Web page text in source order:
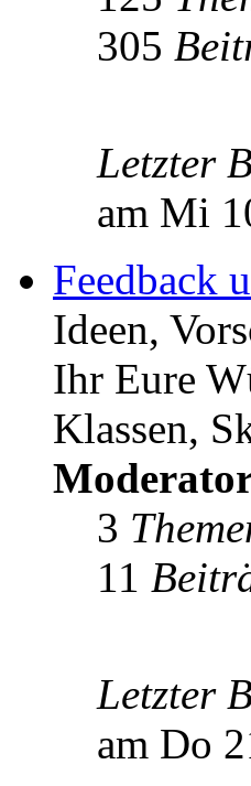
305
Letzter
am Mi
Feedback
Ideen,
Ihr Eure
Klassen,
3
11
Letzter
am Do